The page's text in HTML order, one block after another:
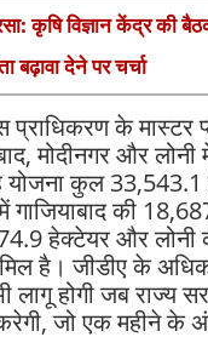
कृषि विज्ञान केंद्र की
बढ़ावा देने पर चर्चा
प्राधिकरण के
मोदीनगर और
योजना कुल
की
हेक्टेयर और
है। जीडीए के
लागू होगी जब राज्य
जो एक महीने के